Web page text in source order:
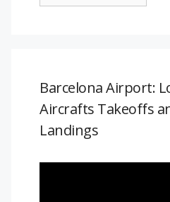
Barcelona Airport:
Aircrafts Takeoffs
Landings